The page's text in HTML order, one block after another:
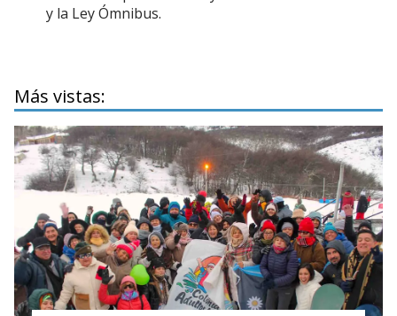
y la Ley Ómnibus.
Más vistas: